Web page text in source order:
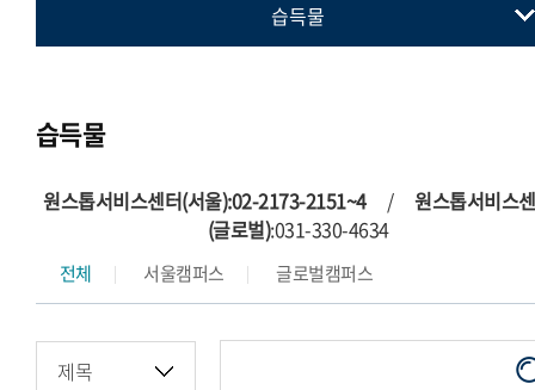
습득물
습득물
원스톱서비스센터(서울):02-2173-2151~4 /원스톱서비스
(글로벌):031-330-4634
전체 서울캠퍼스 글로벌캠퍼스